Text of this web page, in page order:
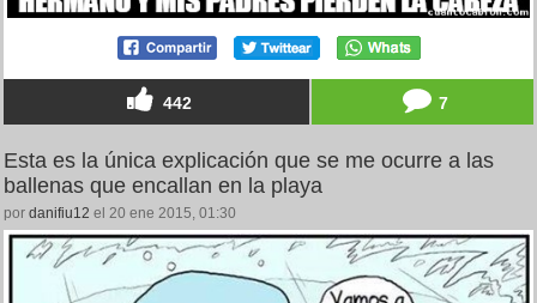
442 7
Esta es la única explicación que se me ocurre a las
ballenas que encallan en la playa
por danifiu12 el 20 ene 2015, 01:30